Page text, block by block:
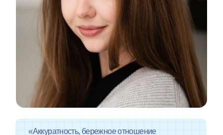
«Аккуратность, бережное отношение
и индивидуальный подход — самые значимые